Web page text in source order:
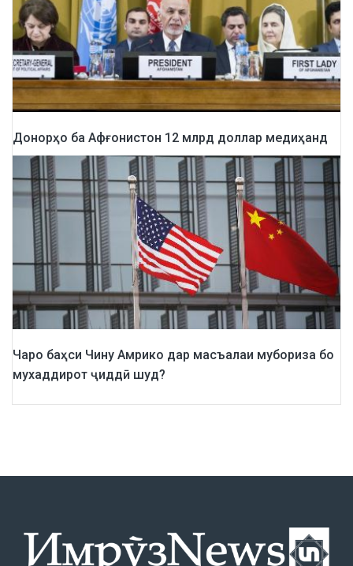
Донорҳо ба Афғонистон 12 млрд доллар медиҳанд
Чаро баҳси Чину Амрико дар масъалаи мубориза бо
мухаддирот ҷиддӣ шуд?